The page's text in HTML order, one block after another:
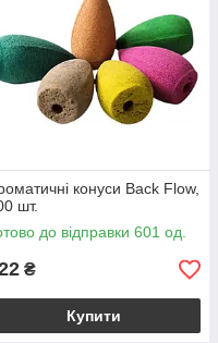
конуси Back Flow,
шт.
до відправки 601 од.
₴
Купити